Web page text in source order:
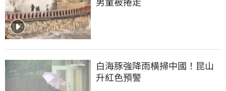
白海豚強降雨橫掃中國！昆山
升紅色預警